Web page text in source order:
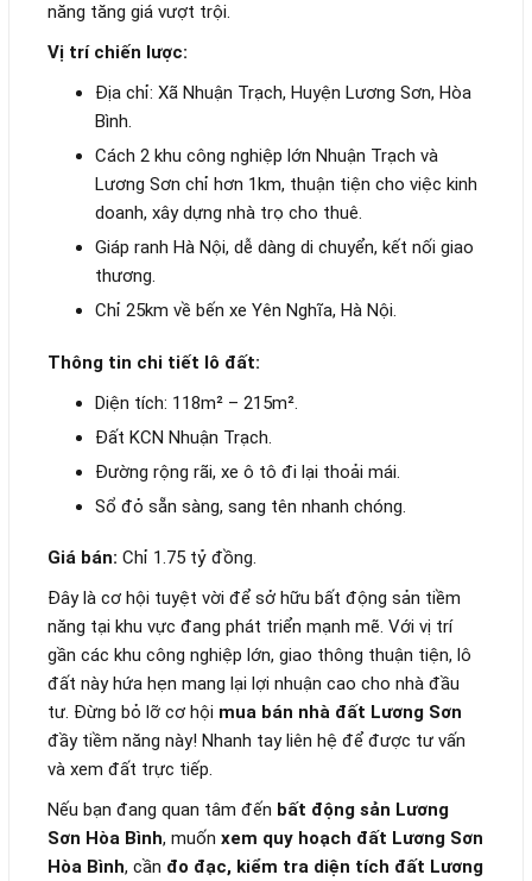
năng tăng giá vượt trội.
Vị trí chiến lược:
Địa chỉ: Xã Nhuận Trạch, Huyện Lương Sơn, Hòa
Bình.
Cách 2 khu công nghiệp lớn Nhuận Trạch và
Lương Sơn chỉ hơn 1km, thuận tiện cho việc kinh
doanh, xây dựng nhà trọ cho thuê.
Giáp ranh Hà Nội, dễ dàng di chuyển, kết nối giao
thương.
Chỉ 25km về bến xe Yên Nghĩa, Hà Nội.
Thông tin chi tiết lô đất:
Diện tích: 118m² – 215m².
Đất KCN Nhuận Trạch.
Đường rộng rãi, xe ô tô đi lại thoải mái.
Sổ đỏ sẵn sàng, sang tên nhanh chóng.
Giá bán: Chỉ 1.75 tỷ đồng.
Đây là cơ hội tuyệt vời để sở hữu bất động sản tiềm
năng tại khu vực đang phát triển mạnh mẽ. Với vị trí
gần các khu công nghiệp lớn, giao thông thuận tiện, lô
đất này hứa hẹn mang lại lợi nhuận cao cho nhà đầu
tư. Đừng bỏ lỡ cơ hội mua bán nhà đất Lương Sơn
đầy tiềm năng này! Nhanh tay liên hệ để được tư vấn
và xem đất trực tiếp.
Nếu bạn đang quan tâm đến bất động sản Lương
Sơn Hòa Bình, muốn xem quy hoạch đất Lương Sơn
Hòa Bình, cần đo đạc, kiểm tra diện tích đất Lương